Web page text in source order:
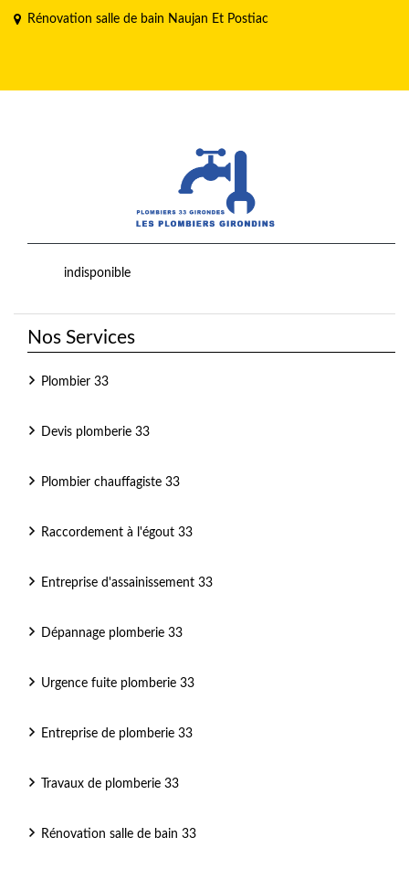
Rénovation salle de bain Naujan Et Postiac
indisponible
Nos Services
Plombier 33
Devis plomberie 33
Plombier chauffagiste 33
Raccordement à l'égout 33
Entreprise d'assainissement 33
Dépannage plomberie 33
Urgence fuite plomberie 33
Entreprise de plomberie 33
Travaux de plomberie 33
Rénovation salle de bain 33